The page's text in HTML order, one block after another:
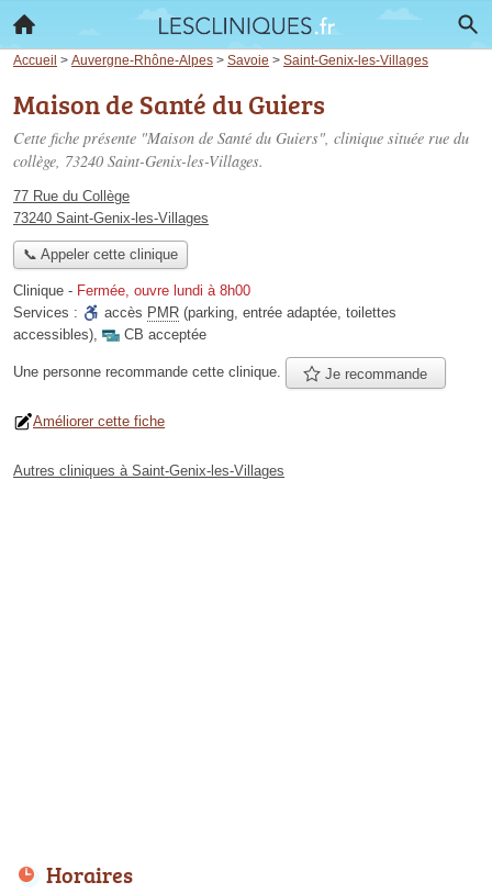
Accueil > Auvergne-Rhône-Alpes > Savoie > Saint-Genix-les-Villages
Maison de Santé du Guiers
Cette fiche présente "Maison de Santé du Guiers", clinique située rue du
collège, 73240 Saint-Genix-les-Villages.
77 Rue du Collège
73240 Saint-Genix-les-Villages
📞 Appeler cette clinique
Clinique - Fermée, ouvre lundi à 8h00
Services :
accès PMR (parking, entrée adaptée, toilettes
accessibles), CB acceptée
Une personne recommande cette clinique. Je recommande
Améliorer cette fiche
Autres cliniques à Saint-Genix-les-Villages
Horaires